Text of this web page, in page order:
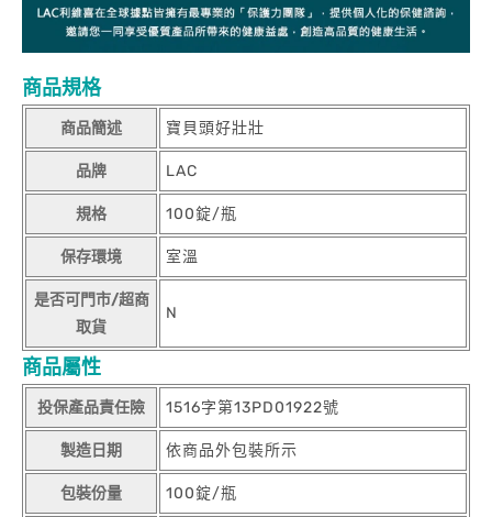
商品規格
商品簡述 寶貝頭好壯壯
品牌 LAC
規格 100錠/瓶
保存環境 室溫
是否可門市/超商
取貨
N
商品屬性
投保產品責任險 1516字第13PD01922號
製造日期 依商品外包裝所示
包裝份量 100錠/瓶